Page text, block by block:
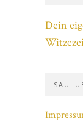
Dein